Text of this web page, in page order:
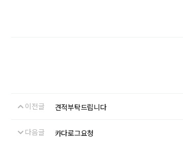
이전글 견적부탁드립니다
다음글 카다로그요청